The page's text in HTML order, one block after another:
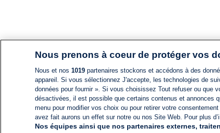
Nous prenons à coeur de protéger vos
Nous et nos 1019partenaires stockons et accédons à des
appareil. Si vous sélectionnez J'accepte, les technologies de
données pour fournir ». Si vous choisissez Tout refuser ou
désactivées, il est possible que certains contenus et annonces
menu pour modifier vos choix ou pour retirer votre
avez fait aurons un effet sur notre ou nos Site Web. Pour plus
Nos équipes ainsi que nos partenaires externes,